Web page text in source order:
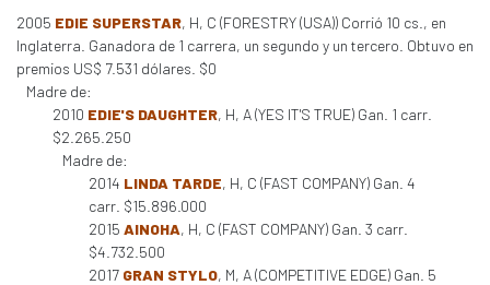
2005 EDIE SUPERSTAR, H, C (FORESTRY (USA)) Corrió 10 cs., en
Inglaterra. Ganadora de 1 carrera, un segundo y un tercero. Obtuvo en
premios US$ 7.531 dólares. $0
Madre de:
2010 EDIE'S DAUGHTER, H, A (YES IT'S TRUE) Gan. 1 carr.
$2.265.250
Madre de:
2014 LINDA TARDE, H, C (FAST COMPANY) Gan. 4
carr. $15.896.000
2015 AINOHA, H, C (FAST COMPANY) Gan. 3 carr.
$4.732.500
2017 GRAN STYLO, M, A (COMPETITIVE EDGE) Gan. 5